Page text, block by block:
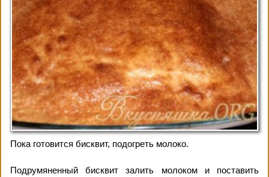
Пока готовится бисквит, подогреть молоко.
Подрумяненный бисквит залить молоком и поставить